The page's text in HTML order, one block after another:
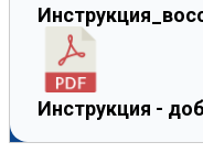
Инструкция -